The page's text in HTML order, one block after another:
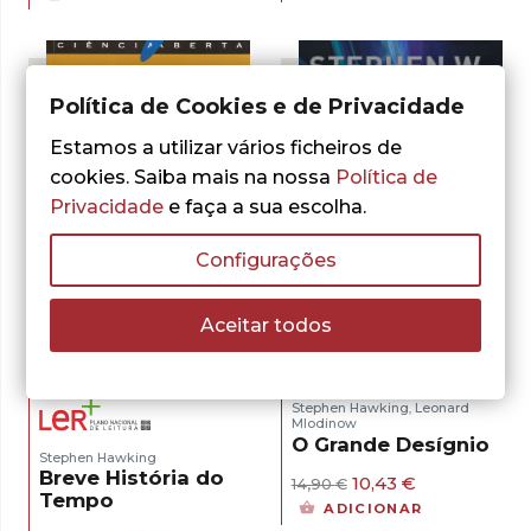
10,10 €.7,07 €.
15,50 €.13,95 €.
Stephen Hawking
Breve História do
Tempo
- 30%
Stephen Hawking, Leonard
Mlodinow
O Grande Desígnio
14,90€ O
preço
10,43 €O
preço
ADICIONAR
Política de Cookies e de Privacidade
Estamos a utilizar vários ficheiros de
cookies. Saiba mais na nossa Política de
Privacidade e faça a sua escolha.
Configurações
Aceitar todos